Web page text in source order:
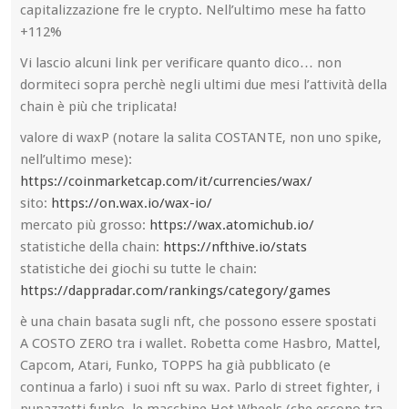
capitalizzazione fre le crypto. Nell’ultimo mese ha fatto
+112%
Vi lascio alcuni link per verificare quanto dico… non
dormiteci sopra perchè negli ultimi due mesi l’attività della
chain è più che triplicata!
valore di waxP (notare la salita COSTANTE, non uno spike,
nell’ultimo mese):
https://coinmarketcap.com/it/currencies/wax/
sito: https://on.wax.io/wax-io/
mercato più grosso: https://wax.atomichub.io/
statistiche della chain: https://nfthive.io/stats
statistiche dei giochi su tutte le chain:
https://dappradar.com/rankings/category/games
è una chain basata sugli nft, che possono essere spostati
A COSTO ZERO tra i wallet. Robetta come Hasbro, Mattel,
Capcom, Atari, Funko, TOPPS ha già pubblicato (e
continua a farlo) i suoi nft su wax. Parlo di street fighter, i